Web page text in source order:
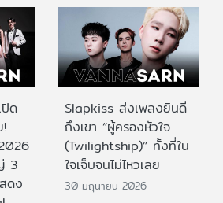
ด
!
3
ดง
Slapkiss ส่งเพลงยินดี
ถึงเขา “ผู้ครองหัวใจ
(Twilightship)” ทั้งที่ใน
ใจเจ็บจนไม่ไหวเลย
30 มิถุนายน 2026